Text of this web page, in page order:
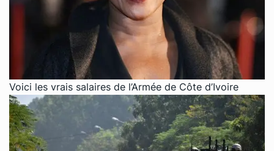
Voici les vrais salaires de l’Armée de Côte d’Ivoire